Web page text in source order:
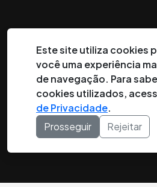
2026
Eletropeças Comercial
direitos reservados.
DESENVOLVIDO POR:
Este site utiliza cookies
você uma experiência
de navegação. Para
cookies utilizados,
de Privacidade.
Prosseguir
Rejeitar